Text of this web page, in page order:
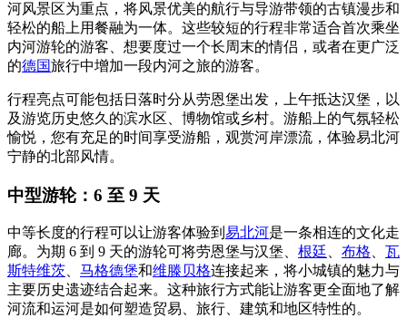
河风景区为重点，将风景优美的航行与导游带领的古镇漫步和
轻松的船上用餐融为一体。这些较短的行程非常适合首次乘坐
内河游轮的游客、想要度过一个长周末的情侣，或者在更广泛
的德国旅行中增加一段内河之旅的游客。
行程亮点可能包括日落时分从劳恩堡出发，上午抵达汉堡，以
及游览历史悠久的滨水区、博物馆或乡村。游船上的气氛轻松
愉悦，您有充足的时间享受游船，观赏河岸漂流，体验易北河
宁静的北部风情。
中型游轮：6 至 9 天
中等长度的行程可以让游客体验到 易北河是一条相连的文化走
廊。为期 6 到 9 天的游轮可将劳恩堡与汉堡、 根廷、 布格、
瓦
斯特维茨、 马格德堡和维滕贝格连接起来，将小城镇的魅力与
主要历史遗迹结合起来。这种旅行方式能让游客更全面地了解
河流和运河是如何塑造贸易、旅行、建筑和地区特性的。